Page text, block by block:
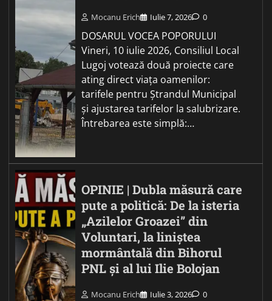
Mocanu Erich Iulie 7, 2026 0
DOSARUL VOCEA POPORULUI
Vineri, 10 iulie 2026, Consiliul Local
Lugoj votează două proiecte care
ating direct viața oamenilor:
tarifele pentru Ștrandul Municipal
și ajustarea tarifelor la salubrizare.
Întrebarea este simplă:…
OPINIE | Dubla măsură care
pute a politică: De la isteria
„Azilelor Groazei” din
Voluntari, la liniștea
mormântală din Bihorul
PNL și al lui Ilie Bolojan
Mocanu Erich Iulie 3, 2026 0